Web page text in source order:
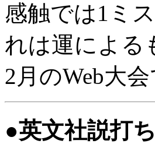
感触では1ミ
れは運による
2月のWeb大
●英文社説打